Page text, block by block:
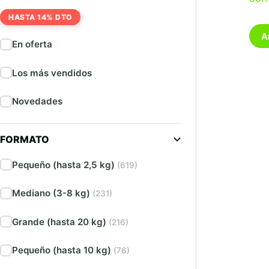
HASTA 14% DTO
En oferta
Los más vendidos
Novedades
FORMATO
Pequeño (hasta 2,5 kg) (619)
Mediano (3-8 kg) (231)
Grande (hasta 20 kg) (216)
Pequeño (hasta 10 kg) (76)